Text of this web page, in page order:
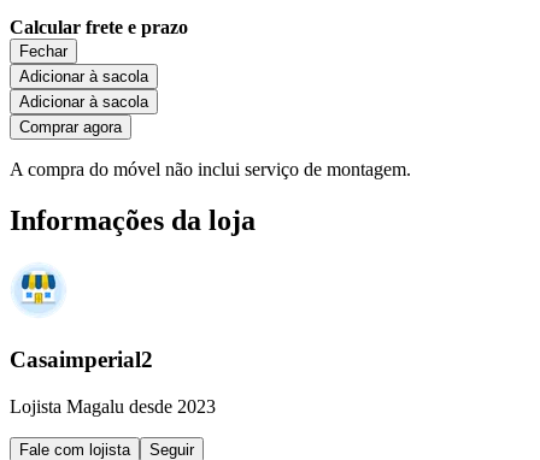
Calcular frete e prazo
Fechar
Adicionar à sacola
Adicionar à sacola
Comprar agora
A compra do móvel não inclui serviço de montagem.
Informações da loja
Casaimperial2
Lojista Magalu desde 2023
Fale com lojista Seguir